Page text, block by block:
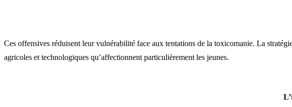
Ces offensives réduisent leur vulnérabilité face aux tentations de la toxicomanie. La
agricoles et technologiques qu’affectionnent particulièrement les jeunes.